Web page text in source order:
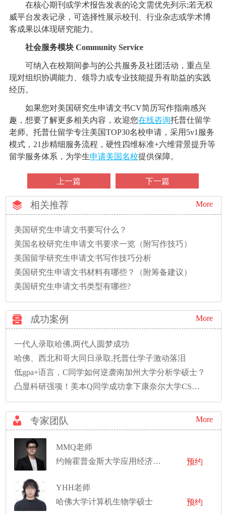
在核心期刊或学术报告发表的论文需优先列示;若无权
威平台发表记录，可选择性展示校刊、行业杂志或学术博
客成果以体现研究能力。
社会服务模块 Community Service
可纳入在校期间参与的公共服务及社团活动，重点呈
现对组织协调能力、领导力或专业技能提升有助益的实践
经历。
如果您对美国研究生申请文书CV简历写作指南感兴
趣，想要了解更多相关内容，欢迎您在线咨询托普仕留学
老师。托普仕留学专注美国TOP30名校申请，采用5v1服务
模式，21步精细服务流程，硬性四维标准+六维背景提升等
留学服务体系，为学生申请美国名校提供保障。
上一篇 下一篇
相关推荐 More
美国研究生申请文书要写什么？
美国名校研究生申请文书要求一览（附写作技巧）
美国留学研究生申请文书写作技巧分析
美国研究生申请文书材料有哪些？（附筹备建议）
美国研究生申请文书类型有哪些?
成功案例 More
一代人录取哈佛,两代人圆梦成功
哈佛、西北和哥大同日录取,托普仕学子激动落泪
低gpa+语言，C同学如何逆袭南加州大学分析学硕士？
凸显科研强项！美本Q同学成功拿下康奈尔大学CS硕士录取！
专家团队 More
MMQ老师
约翰霍普金斯大学应用经济学硕士
预约
YHH老师
哈佛大学计算机生物学硕士
预约